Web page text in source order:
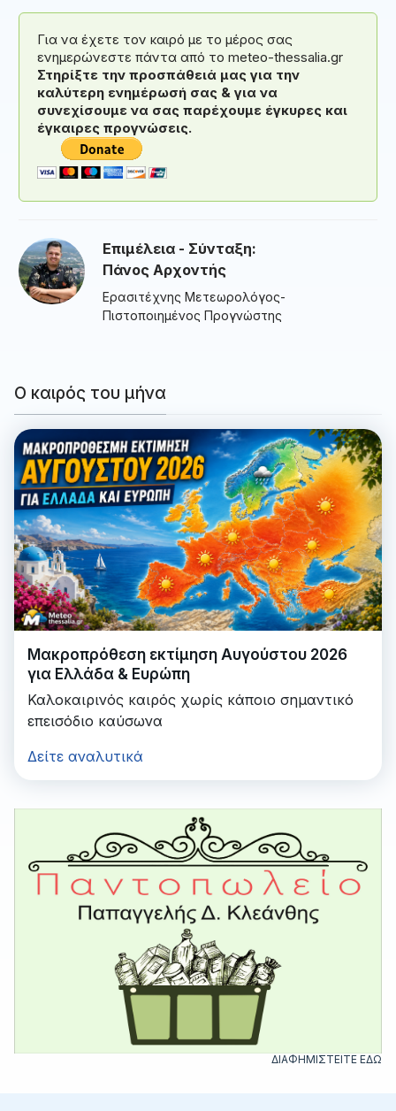
Για να έχετε τον καιρό με το μέρος σας
ενημερώνεστε πάντα από το meteo-thessalia.gr
Στηρίξτε την προσπάθειά μας για την
καλύτερη ενημέρωσή σας & για να
συνεχίσουμε να σας παρέχουμε έγκυρες και
έγκαιρες προγνώσεις.
Επιμέλεια - Σύνταξη:
Πάνος Αρχοντής
Ερασιτέχνης Μετεωρολόγος-
Πιστοποιημένος Προγνώστης
Ο καιρός του μήνα
Μακροπρόθεση εκτίμηση Αυγούστου 2026
για Ελλάδα & Ευρώπη
Καλοκαιρινός καιρός χωρίς κάποιο σημαντικό
επεισόδιο καύσωνα
Δείτε αναλυτικά
ΔΙΑΦΗΜΙΣΤΕΙΤΕ ΕΔΩ